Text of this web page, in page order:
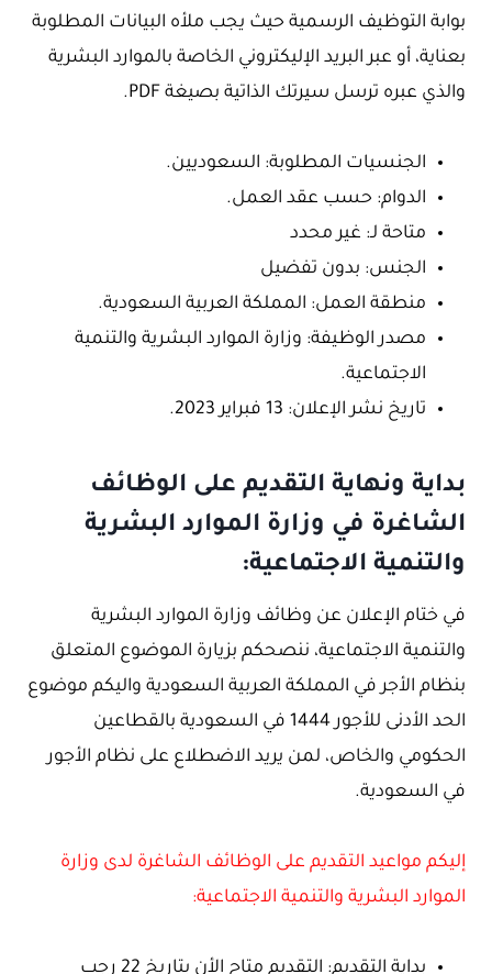
بوابة التوظيف الرسمية حيث يجب ملأه البيانات المطلوبة
بعناية، أو عبر البريد الإليكتروني الخاصة بالموارد البشرية
والذي عبره ترسل سيرتك الذاتية بصيغة PDF.
الجنسيات المطلوبة: السعوديين.
الدوام: حسب عقد العمل.
متاحة لـ: غير محدد
الجنس: بدون تفضيل
منطقة العمل: المملكة العربية السعودية.
مصدر الوظيفة: وزارة الموارد البشرية والتنمية
الاجتماعية.
تاريخ نشر الإعلان: 13 فبراير 2023.
بداية ونهاية التقديم على الوظائف
الشاغرة في وزارة الموارد البشرية
والتنمية الاجتماعية:
في ختام الإعلان عن وظائف وزارة الموارد البشرية
والتنمية الاجتماعية، ننصحكم بزيارة الموضوع المتعلق
بنظام الأجر في المملكة العربية السعودية واليكم موضوع
الحد الأدنى للأجور 1444 في السعودية بالقطاعين
الحكومي والخاص، لمن يريد الاضطلاع على نظام الأجور
في السعودية.
إليكم مواعيد التقديم على الوظائف الشاغرة لدى وزارة
الموارد البشرية والتنمية الاجتماعية:
بداية التقديم: التقديم متاح الأن بتاريخ 22 رجب